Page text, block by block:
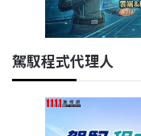
駕馭程式代理人